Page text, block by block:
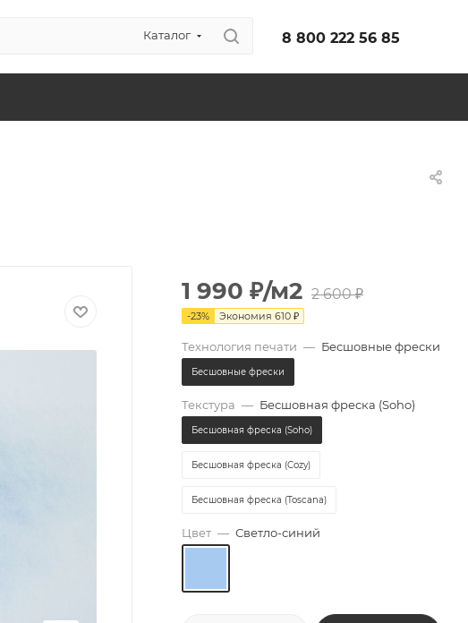
Каталог 8 800 222 56 85
1 990 ₽/м2 2 600₽
-23% Экономия 610 ₽
Технология печати — Бесшовные фрески
Бесшовные фрески
Текстура — Бесшовная фреска (Soho)
Бесшовная фреска (Soho)
Бесшовная фреска (Cozy)
Бесшовная фреска (Toscana)
Цвет — Светло-синий